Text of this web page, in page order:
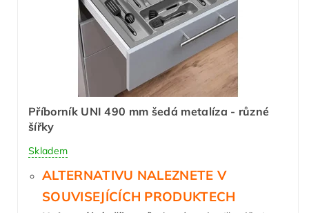
Příborník UNI 490 mm šedá metalíza - různé
šířky
Skladem
ALTERNATIVU NALEZNETE V
SOUVISEJÍCÍCH PRODUKTECH